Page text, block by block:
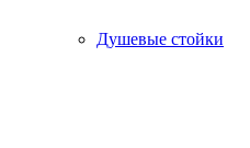
Душевые стойки